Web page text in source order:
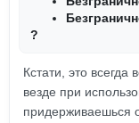
?
Кстати, это всегда
везде при
придерживаешься